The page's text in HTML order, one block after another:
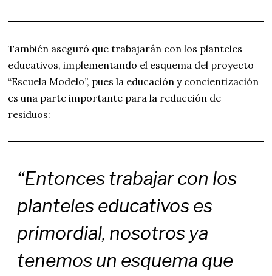
También aseguró que trabajarán con los planteles
educativos, implementando el esquema del proyecto
“Escuela Modelo”, pues la educación y concientización
es una parte importante para la reducción de
residuos:
“Entonces trabajar con los
planteles educativos es
primordial, nosotros ya
tenemos un esquema que